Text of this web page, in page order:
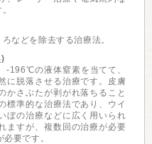
などを除去する治療法。
-196℃の液体窒素を当てて、
に脱落させる治療です。皮膚
かさぶたが剥がれ落ちること
標準的な治療法であり、ウイ
ぼの治療などに広く用いられ
ますが、複数回の治療が必要
要です。